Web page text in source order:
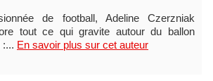
de football, Adeline Czerzniak
tout ce qui gravite autour du ballon
:... En savoir plus sur cet auteur